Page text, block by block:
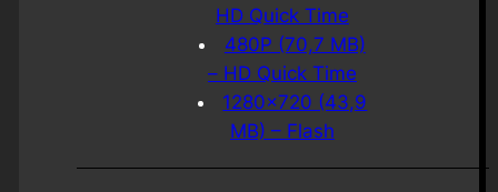
HD Quick Time
480P (70,7 MB)
– HD Quick Time
1280×720 (43,9
MB) – Flash